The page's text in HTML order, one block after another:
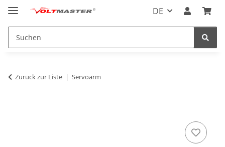
DE
Zurück zur Liste Servoarm